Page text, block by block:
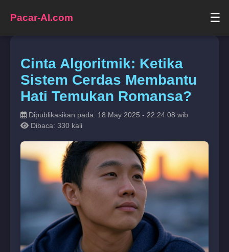
Pacar-AI.com ☰
Cinta Algoritmik: Ketika
Sistem Cerdas Membantu
Hati Temukan Romansa?
Dipublikasikan pada: 18 May 2025 - 22:24:08 wib
Dibaca: 330 kali